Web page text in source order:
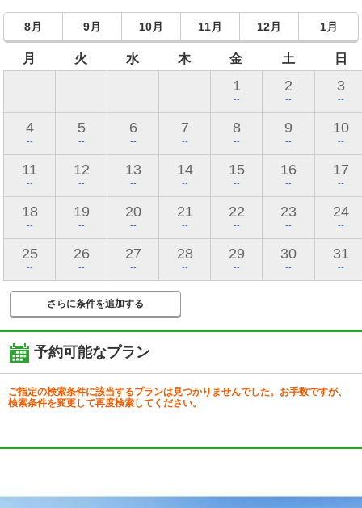
8月 9月 10月 11月 12月 1月
月 火 水 木 金 土 日
1
--
2
--
3
--
4
--
5
--
6
--
7
--
8
--
9
--
10
--
11
--
12
--
13
--
14
--
15
--
16
--
17
--
18
--
19
--
20
--
21
--
22
--
23
--
24
--
25
--
26
--
27
--
28
--
29
--
30
--
31
--
さらに条件を追加する
予約可能なプラン
ご指定の検索条件に該当するプランは見つかりませんでした。お手数ですが、
検索条件を変更して再度検索してください。